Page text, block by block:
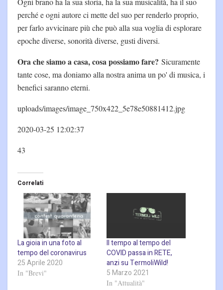
perché e ogni autore ci mette del suo per renderlo proprio,
per farlo avvicinare più che può alla sua voglia di esplorare
epoche diverse, sonorità diverse, gusti diversi.
Ora che siamo a casa, cosa possiamo fare? Sicuramente
tante cose, ma doniamo alla nostra anima un po' di musica, i
benefici saranno eterni.
uploads/images/image_750x422_5e78e50881412.jpg
2020-03-25 12:02:37
43
Correlati
La gioia in una foto al
tempo del coronavirus
25 Aprile 2020
In "Brevi"
Il tempo al tempo del
COVID passa in RETE,
anzi su TermoliWild!
5 Marzo 2021
In "Attualità"